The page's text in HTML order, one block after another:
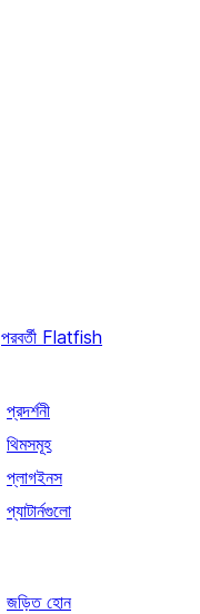
পরবর্তী Flatfish
প্রদর্শনী
থিমসমূহ
প্লাগইনস
প্যাটার্নগুলো
জড়িত হোন